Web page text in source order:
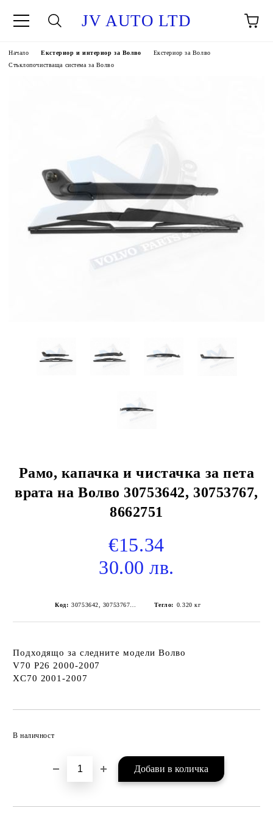
JV AUTO LTD
Начало Екстериор и интериор за Волво
Екстериор за Волво
Стъклопочистваща система за Волво
Рамо, капачка и чистачка за пета
врата на Волво 30753642, 30753767,
8662751
€15.34
30.00 лв.
Код: Тегло: 0.320 кг
Подходящо за следните модели Волво
V70 P26 2000-2007
XC70 2001-2007
В наличност